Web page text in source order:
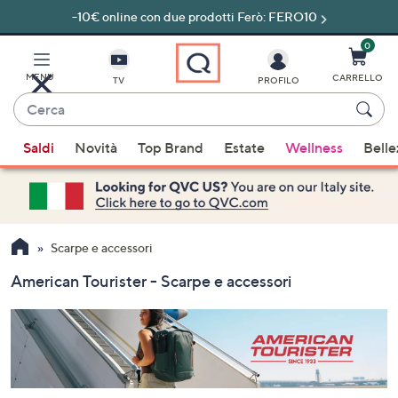
al
principale
-10€ online con due prodotti Ferò: FERO10
MENU TV
Cerca
sono
disponibili
suggerimenti,
usa
i
freccia
su
e
giù
oppure
scorri
PROFILO
0
CARRELLO
Saldi Novità Top Brand Estate Wellness
Scarpe e accessori
American Tourister - Scarpe e accessori